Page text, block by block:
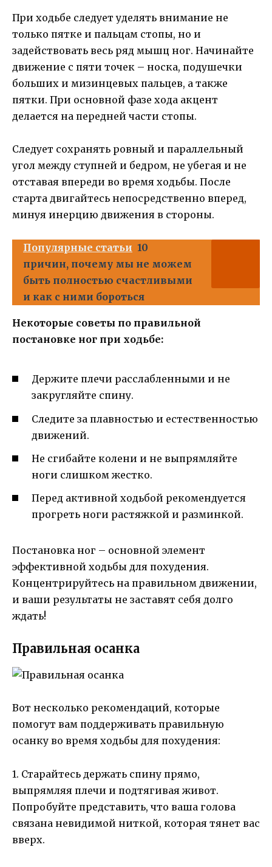
При ходьбе следует уделять внимание не
только пятке и пальцам стопы, но и
задействовать весь ряд мышц ног. Начинайте
движение с пяти точек – носка, подушечки
больших и мизинцевых пальцев, а также
пятки. При основной фазе хода акцент
делается на передней части стопы.
Следует сохранять ровный и параллельный
угол между ступней и бедром, не убегая и не
отставая впереди во время ходьбы. После
старта двигайтесь непосредственно вперед,
минуя инерцию движения в стороны.
Популярные статьи 10
причин, почему мы не можем
быть полностью счастливыми
и как с ними бороться
Некоторые советы по правильной
постановке ног при ходьбе:
Держите плечи расслабленными и не
закругляйте спину.
Следите за плавностью и естественностью
движений.
Не сгибайте колени и не выпрямляйте
ноги слишком жестко.
Перед активной ходьбой рекомендуется
прогреть ноги растяжкой и разминкой.
Постановка ног – основной элемент
эффективной ходьбы для похудения.
Концентрируйтесь на правильном движении,
и ваши результаты не заставят себя долго
ждать!
Правильная осанка
Вот несколько рекомендаций, которые
помогут вам поддерживать правильную
осанку во время ходьбы для похудения:
1. Старайтесь держать спину прямо,
выпрямляя плечи и подтягивая живот.
Попробуйте представить, что ваша голова
связана невидимой ниткой, которая тянет вас
вверх.